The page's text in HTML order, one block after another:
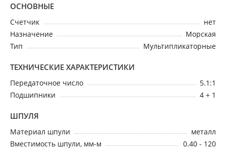
ОСНОВНЫЕ
Счетчик
нет
Назначение
Морская
Тип
Мультипликаторные
ТЕХНИЧЕСКИЕ ХАРАКТЕРИСТИКИ
Передаточное число
5.1:1
Подшипники
4 + 1
ШПУЛЯ
Материал шпули
металл
Вместимость шпули, мм-м
0.40 - 120